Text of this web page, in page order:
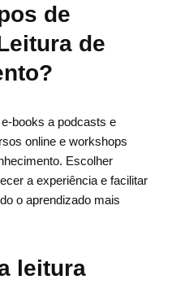
de
de
books a podcasts e
online e workshops
Escolher
a experiência e facilitar
o aprendizado mais
leitura